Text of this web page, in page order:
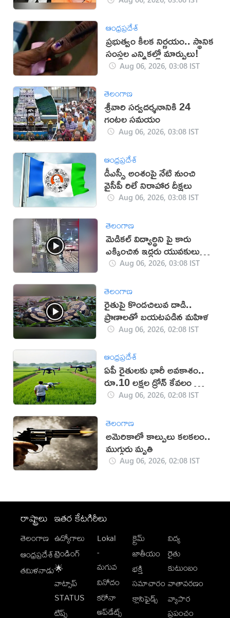
ఆంధ్రప్రదేశ్
ప్రభుత్వం కీలక నిర్ణయం.. స్థానిక
సంస్థల ఎన్నికల్లో మార్పులు!
Aug 06, 2026, 03:08 IST
తెలంగాణ
శ్రీవారి సర్వదర్శనానికి 24
గంటల సమయం
Aug 06, 2026, 03:08 IST
ఆంధ్రప్రదేశ్
డీఎస్సీ అంశంపై నేటి నుంచి
వైసీపీ రిలే నిరాహార దీక్షలు
Aug 06, 2026, 03:08 IST
తెలంగాణ
మెడికల్ విద్యార్థిని పై కారు
ఎక్కించిన ఇద్దరు యువకులు
(వీడియో)
Aug 06, 2026, 03:08 IST
తెలంగాణ
రైతుపై కొండచిలువ దాడి..
ప్రాణాలతో బయటపడిన మహిళ
Aug 06, 2026, 02:08 IST
ఆంధ్రప్రదేశ్
ఏపీ రైతులకు భారీ అవకాశం..
రూ.10 లక్షల డ్రోన్ కేవలం రూ.2
లక్షలకే!Aug 06, 2026, 02:08 IST
తెలంగాణ
అమెరికాలో కాల్పులు కలకలం..
ముగ్గురు మృతి
Aug 06, 2026, 02:08 IST
రాష్ట్రాలు
తెలంగాణ
ఆంధ్రప్రదేశ్
తమిళనాడు
ఇతర కేటగిరీలు
ఉద్యోగాలు
ట్రెండింగ్
🌟
వాట్సాప్
STATUS
టిప్స్
Lokal
-
మగువ
వినోదం
కరోనా
అప్‌డేట్స్
క్రైమ్
జాతీయం
భక్తి
సమాచారం
క్లాసిఫైడ్స్
విద్య
రైతు
కుటుంబం
వాతావరణం
వ్యాపార
ప్రపంచం